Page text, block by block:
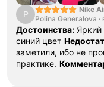
P
Nike
Blue
Polina Generalova ·
Достоинства:
синий цвет
заметили, ибо не
практике.